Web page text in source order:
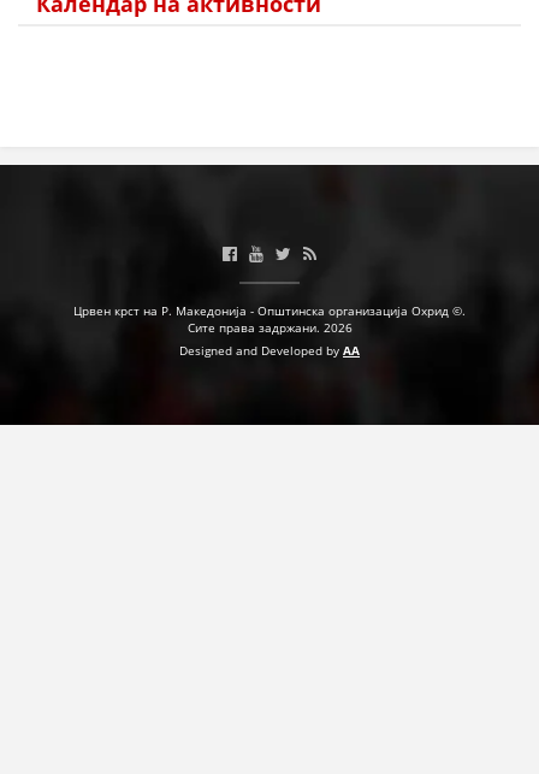
Црвен крст на Р. Македонија - Општинска организација Охрид ©.
Сите права задржани. 2026
Designed and Developed by AA